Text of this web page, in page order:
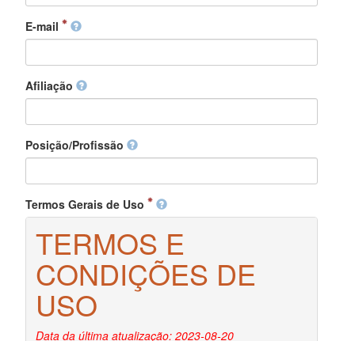
E-mail
Afiliação
Posição/Profissão
Termos Gerais de Uso
TERMOS E
CONDIÇÕES DE
USO
Data da última atualização: 2023-08-20